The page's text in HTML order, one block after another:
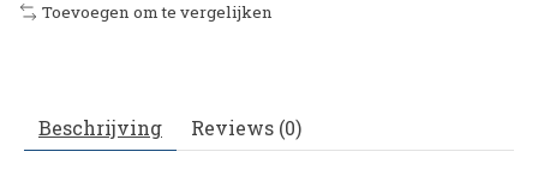
Toevoegen om te vergelijken
Beschrijving Reviews (0)